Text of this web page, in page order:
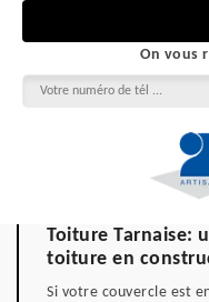
On vous
Toiture Tarnaise:
toiture en
Si votre couvercle est